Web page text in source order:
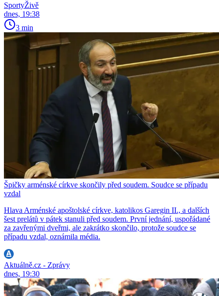
SportyŽivě
dnes, 19:38
3 min
Špičky arménské církve skončily před soudem. Soudce se případu
vzdal
Hlava Arménské apoštolské církve, katolikos Garegin II., a dalších
šest prelátů v pátek stanuli před soudem. První jednání, uspořádané
za zavřenými dveřmi, ale zakrátko skončilo, protože soudce se
případu vzdal, oznámila média.
Aktuálně.cz - Zprávy
dnes, 19:30